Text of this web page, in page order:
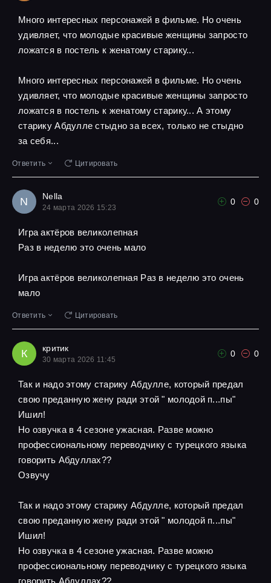
Много интересных персонажей в фильме. Но очень
удивляет, что молодые красивые женщины запросто
ложатся в постель к женатому старику...
Много интересных персонажей в фильме. Но очень
удивляет, что молодые красивые женщины запросто
ложатся в постель к женатому старику... А этому
старику Абдулле стыдно за всех, только не стыдно
за себя...
Ответить Цитировать
N Nella
24 марта 2026 15:23
0 0
Игра актёров великолепная
Pаз в неделю это очень мало
Игра актёров великолепная Pаз в неделю это очень
мало
Ответить Цитировать
К критик
30 марта 2026 11:45
0 0
Так и надо этому старику Абдулле, который предал
свою преданную жену ради этой " молодой п...пы"
Ишил!
Но озвучка в 4 сезоне ужасная. Разве можно
профессиональному переводчику с турецкого языка
говорить Абдуллах??
Озвучу
Так и надо этому старику Абдулле, который предал
свою преданную жену ради этой " молодой п...пы"
Ишил!
Но озвучка в 4 сезоне ужасная. Разве можно
профессиональному переводчику с турецкого языка
говорить Абдуллах??